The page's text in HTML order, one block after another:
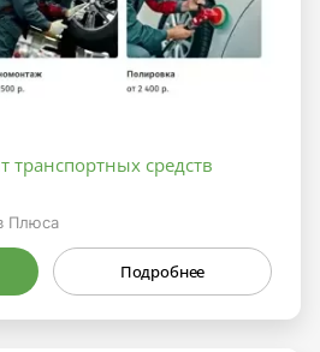
транспортных средств
Плюса
Подробнее